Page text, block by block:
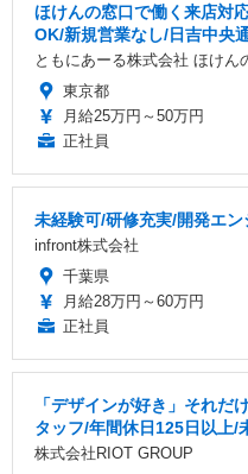
ほけんの窓口で働く来店対
OK/新規営業なし/日吉中央
ともにあーる株式会社 ほけん
東京都
月給25万円～50万円
正社員
未経験可/研修充実/開発エン
infront株式会社
千葉県
月給28万円～60万円
正社員
「デザインが好き」それだ
タッフ/年間休日125日以上/
株式会社RIOT GROUP